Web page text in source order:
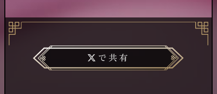
で共有